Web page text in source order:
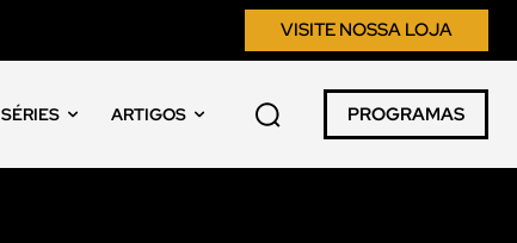
VISITE NOSSA LOJA
SÉRIES ARTIGOS PROGRAMAS